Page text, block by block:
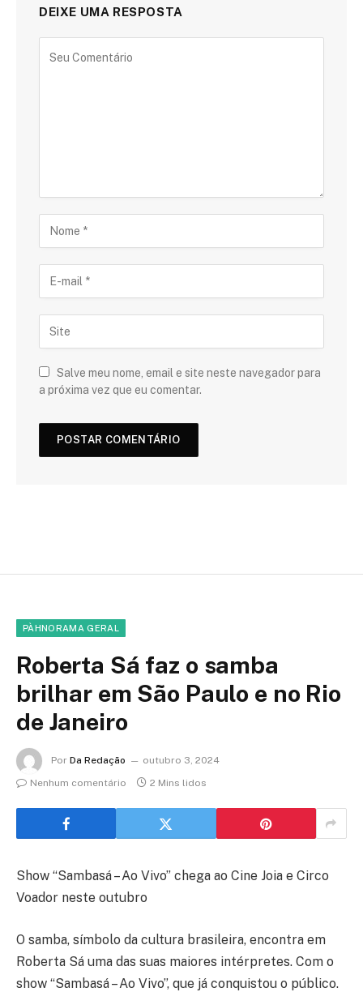
DEIXE UMA RESPOSTA
Salve meu nome, email e site neste navegador para
a próxima vez que eu comentar.
PÀHNORAMA GERAL
Roberta Sá faz o samba
brilhar em São Paulo e no Rio
de Janeiro
Por Da Redação
outubro 3, 2024
Nenhum comentário
2 Mins lidos
Show “Sambasá – Ao Vivo” chega ao Cine Joia e Circo
Voador neste outubro
O samba, símbolo da cultura brasileira, encontra em
Roberta Sá uma das suas maiores intérpretes. Com o
show “Sambasá – Ao Vivo”, que já conquistou o público.